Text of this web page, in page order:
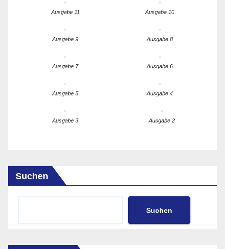
Ausgabe 11 Ausgabe 10
Ausgabe 9 Ausgabe 8
Ausgabe 7 Ausgabe 6
Ausgabe 5 Ausgabe 4
Ausgabe 3 Ausgabe 2
Suchen
Suchen